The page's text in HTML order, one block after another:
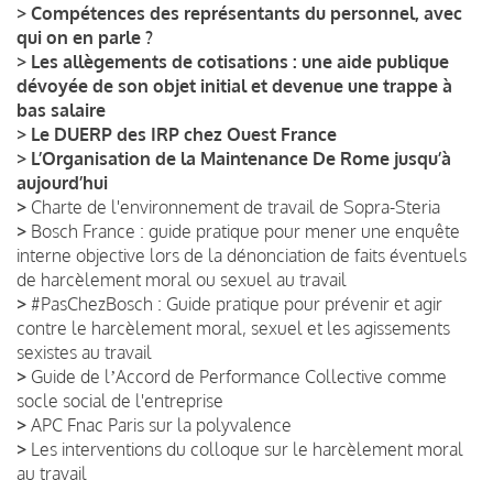
> Compétences des représentants du personnel, avec
qui on en parle ?
> Les allègements de cotisations : une aide publique
dévoyée de son objet initial et devenue une trappe à
bas salaire
> Le DUERP des IRP chez Ouest France
> L’Organisation de la Maintenance De Rome jusqu’à
aujourd’hui
> Charte de l'environnement de travail de Sopra-Steria
> Bosch France : guide pratique pour mener une enquête
interne objective lors de la dénonciation de faits éventuels
de harcèlement moral ou sexuel au travail
> #PasChezBosch : Guide pratique pour prévenir et agir
contre le harcèlement moral, sexuel et les agissements
sexistes au travail
> Guide de lʼAccord de Performance Collective comme
socle social de l'entreprise
> APC Fnac Paris sur la polyvalence
> Les interventions du colloque sur le harcèlement moral
au travail